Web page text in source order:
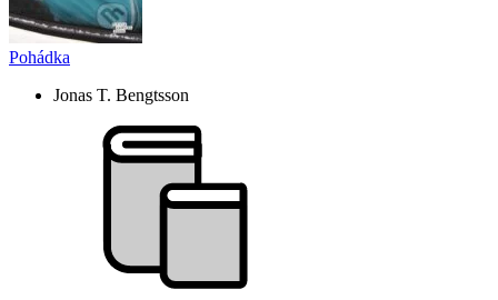
Pohádka
Jonas T. Bengtsson